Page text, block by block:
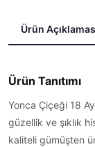
Ürün
Ürün Tanıtımı
Yonca Çiçeği 18
güzellik ve şıklık
kaliteli gümüşten